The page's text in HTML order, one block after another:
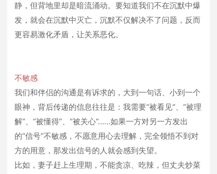
静，但背地里却是暗流涌动。要知道我们不在沉默中爆
发，就会在沉默中灭亡，沉默不仅解决不了问题，反而
更容易激化矛盾，让关系恶化。
不敏感
我们和伴侣的沟通是有诉求的，大到一句话、小到一个
眼神，背后传递的信息往往是：我需要“被看见”、“被理
解”、“被懂得”、“被关心”……如果一方对另一方发出
的“信号”不敏感，不愿意用心去理解，完全领悟不到对
方的用意，那发出信号的人就会感到失望。
比如，妻子赶上生理期，不能贪凉、吃辣，但丈夫炒菜